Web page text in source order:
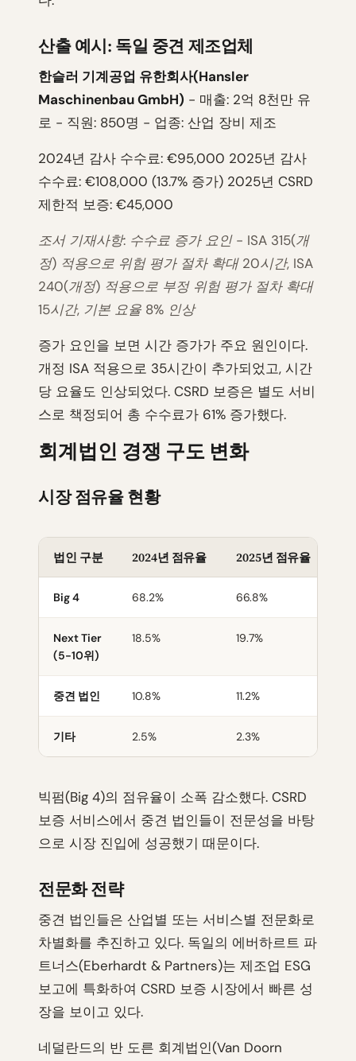
산출 예시: 독일 중견 제조업체
한슬러 기계공업 유한회사(Hansler
Maschinenbau GmbH) - 매출: 2억 8천만 유
로 - 직원: 850명 - 업종: 산업 장비 제조
2024년 감사 수수료: €95,000 2025년 감사
수수료: €108,000 (13.7% 증가) 2025년 CSRD
제한적 보증: €45,000
조서 기재사항: 수수료 증가 요인 - ISA 315(개
정) 적용으로 위험 평가 절차 확대 20시간, ISA
240(개정) 적용으로 부정 위험 평가 절차 확대
15시간, 기본 요율 8% 인상
증가 요인을 보면 시간 증가가 주요 원인이다.
개정 ISA 적용으로 35시간이 추가되었고, 시간
당 요율도 인상되었다. CSRD 보증은 별도 서비
스로 책정되어 총 수수료가 61% 증가했다.
회계법인 경쟁 구도 변화
시장 점유율 현황
법인 구분 2024년 점유율 2025년 점유율
Big 4 68.2% 66.8%
Next Tier
(5-10위)
18.5% 19.7%
중견 법인 10.8% 11.2%
기타 2.5% 2.3%
빅펌(Big 4)의 점유율이 소폭 감소했다. CSRD
보증 서비스에서 중견 법인들이 전문성을 바탕
으로 시장 진입에 성공했기 때문이다.
전문화 전략
중견 법인들은 산업별 또는 서비스별 전문화로
차별화를 추진하고 있다. 독일의 에버하르트 파
트너스(Eberhardt & Partners)는 제조업 ESG
보고에 특화하여 CSRD 보증 시장에서 빠른 성
장을 보이고 있다.
네덜란드의 반 도른 회계법인(Van Doorn